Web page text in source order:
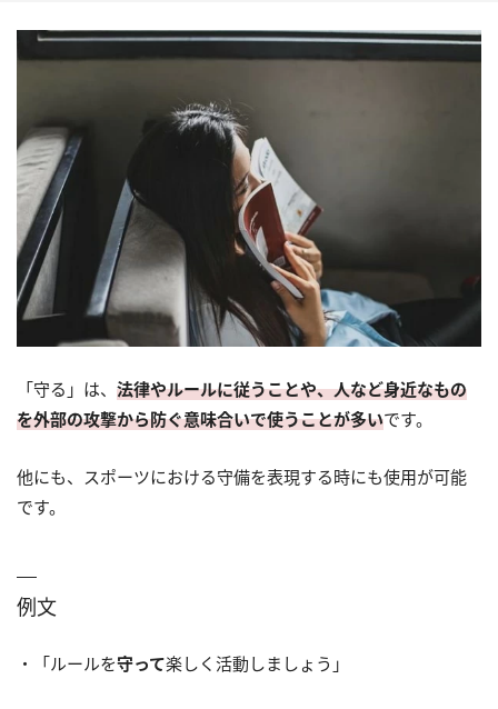
「守る」は、 法律やルールに従うことや、人など身近なもの
を外部の攻撃から防ぐ意味合いで使うことが多いです。
他にも、スポーツにおける守備を表現する時にも使用が可能
です。
例文
・「ルールを守って楽しく活動しましょう」